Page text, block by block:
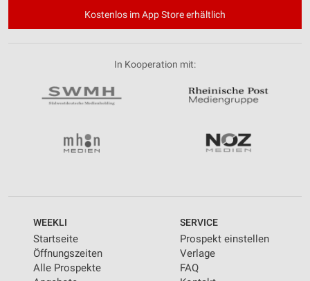
Kostenlos im App Store erhältlich
In Kooperation mit:
WEEKLI
Startseite
Öffnungszeiten
Alle Prospekte
SERVICE
Prospekt einstellen
Verlage
FAQ